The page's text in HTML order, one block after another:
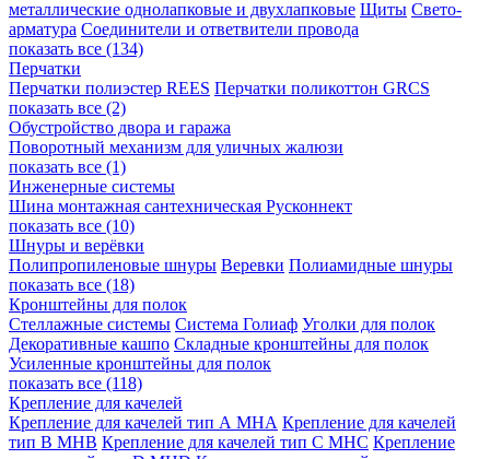
металлические однолапковые и двухлапковые Щиты Свето-
арматура Соединители и ответвители провода
показать все (134)
Перчатки
Перчатки полиэстер REES Перчатки поликоттон GRCS
показать все (2)
Обустройство двора и гаража
Поворотный механизм для уличных жалюзи
показать все (1)
Инженерные системы
Шина монтажная сантехническая Русконнект
показать все (10)
Шнуры и верёвки
Полипропиленовые шнуры Веревки Полиамидные шнуры
показать все (18)
Кронштейны для полок
Стеллажные системы Система Голиаф Уголки для полок
Декоративные кашпо Складные кронштейны для полок
Усиленные кронштейны для полок
показать все (118)
Крепление для качелей
Крепление для качелей тип А МНА Крепление для качелей
тип В МНВ Крепление для качелей тип С МНС Крепление